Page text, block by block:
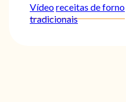
Vídeoreceitas de forno
tradicionais